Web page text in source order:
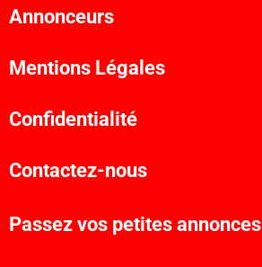
Annonceurs
Mentions Légales
Confidentialité
Contactez-nous
Passez vos petites annonces